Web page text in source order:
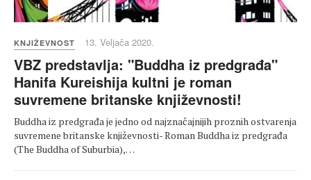
KNJIŽEVNOST 13. Veljača 2020.
VBZ predstavlja: "Buddha iz predgrađa"
Hanifa Kureishija kultni je roman
suvremene britanske književnosti!
Buddha iz predgrađa je jedno od najznačajnijih proznih ostvarenja
suvremene britanske književnosti- Roman Buddha iz predgrađa
(The Buddha of Suburbia),…